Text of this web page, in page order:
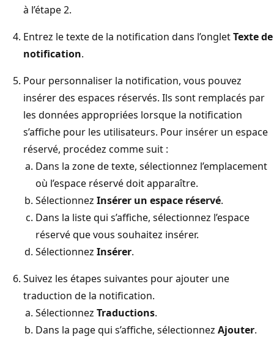
à l’étape 2.
Entrez le texte de la notification dans l’ongletTexte de
notification.
Pour personnaliser la notification, vous pouvez
insérer des espaces réservés. Ils sont remplacés par
les données appropriées lorsque la notification
s’affiche pour les utilisateurs. Pour insérer un espace
réservé, procédez comme suit :
Dans la zone de texte, sélectionnez l’emplacement
où l’espace réservé doit apparaître.
Sélectionnez Insérer un espace réservé.
Dans la liste qui s’affiche, sélectionnez l’espace
réservé que vous souhaitez insérer.
Sélectionnez Insérer.
Suivez les étapes suivantes pour ajouter une
traduction de la notification.
Sélectionnez Traductions.
Dans la page qui s’affiche, sélectionnez Ajouter.